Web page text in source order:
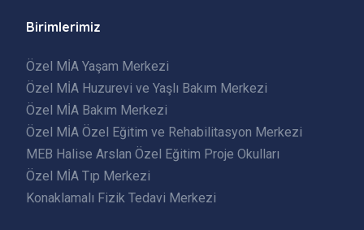
Birimlerimiz
Özel MİA Yaşam Merkezi
Özel MİA Huzurevi ve Yaşlı Bakım Merkezi
Özel MİA Bakım Merkezi
Özel MİA Özel Eğitim ve Rehabilitasyon Merkezi
MEB Halise Arslan Özel Eğitim Proje Okulları
Özel MİA Tıp Merkezi
Konaklamalı Fizik Tedavi Merkezi